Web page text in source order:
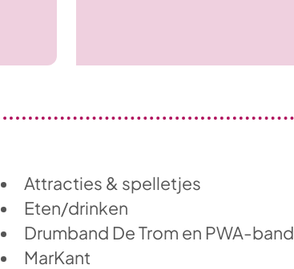
Attracties & spelletjes
Eten/drinken
Drumband De Trom en PWA-band
MarKant